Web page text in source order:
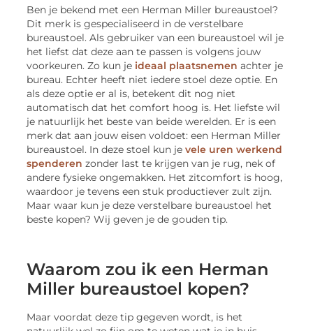
Ben je bekend met een Herman Miller bureaustoel?
Dit merk is gespecialiseerd in de verstelbare
bureaustoel. Als gebruiker van een bureaustoel wil je
het liefst dat deze aan te passen is volgens jouw
voorkeuren. Zo kun je ideaal plaatsnemen achter je
bureau. Echter heeft niet iedere stoel deze optie. En
als deze optie er al is, betekent dit nog niet
automatisch dat het comfort hoog is. Het liefste wil
je natuurlijk het beste van beide werelden. Er is een
merk dat aan jouw eisen voldoet: een Herman Miller
bureaustoel. In deze stoel kun jevele uren werkend
spenderen zonder last te krijgen van je rug, nek of
andere fysieke ongemakken. Het zitcomfort is hoog,
waardoor je tevens een stuk productiever zult zijn.
Maar waar kun je deze verstelbare bureaustoel het
beste kopen? Wij geven je de gouden tip.
Waarom zou ik een Herman
Miller bureaustoel kopen?
Maar voordat deze tip gegeven wordt, is het